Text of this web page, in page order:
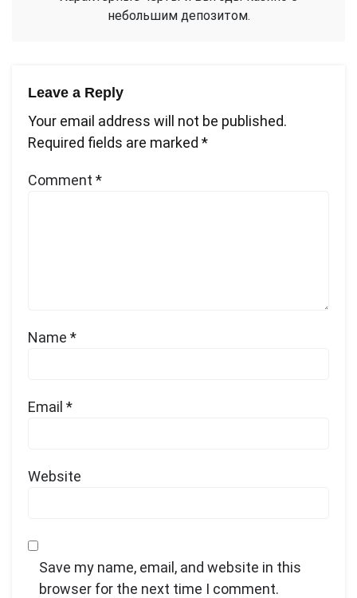
небольшим депозитом.
Leave a Reply
Your email address will not be published.
Required fields are marked *
Comment *
Name *
Email *
Website
Save my name, email, and website in this
browser for the next time I comment.